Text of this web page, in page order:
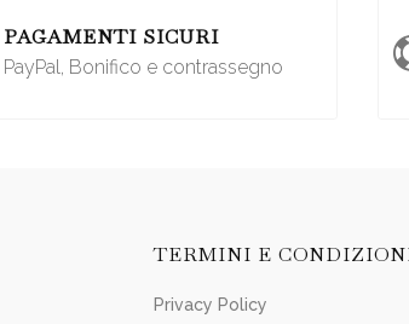
PAGAMENTI SICURI
PayPal, Bonifico e contrassegno
TERMINI E
Privacy Policy